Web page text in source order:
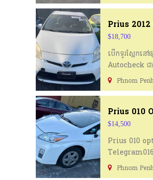
ទីតាំង ៖
Prius
$18,700
បេីកទូរស្អែកន
Autocheck ជ
https://t.me/
https://
Phnom
Prius 010
$14,500
Prius 010
Phnom